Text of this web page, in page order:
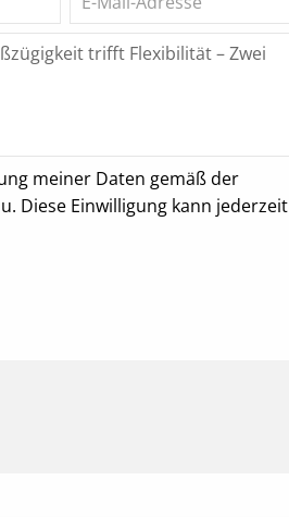
meiner Daten gemäß der
Diese Einwilligung kann jederzeit